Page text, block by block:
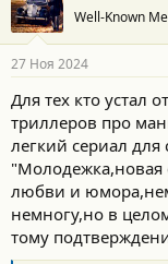
Well-Known
27 Ноя 2024
Для тех кто устал
триллеров про
легкий сериал
"Молодежка,новая
любви и
немногу,но в
тому